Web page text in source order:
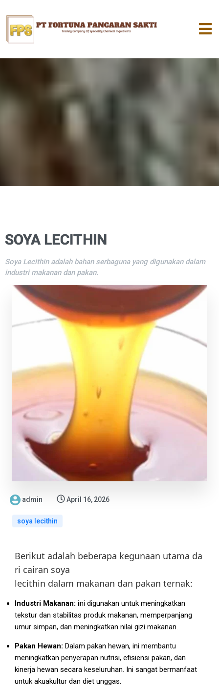
SOYA LECITHIN
Soya Lecithin adalah bahan serbaguna yang digunakan dalam
industri makanan dan pakan.
admin April 16, 2026
soya lecithin
Berikut adalah beberapa kegunaan utama da
ri cairan soya
lecithin dalam makanan dan pakan ternak:
Industri Makanan: ini digunakan untuk meningkatkan
tekstur dan stabilitas produk makanan, memperpanjang
umur simpan, dan meningkatkan nilai gizi makanan.
Pakan Hewan: Dalam pakan hewan, ini membantu
meningkatkan penyerapan nutrisi, efisiensi pakan, dan
kinerja hewan secara keseluruhan. Ini sangat bermanfaat
untuk akuakultur dan diet unggas.